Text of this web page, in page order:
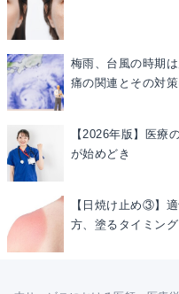
梅雨、台風の時期
痛の関連とその対
【2026年版】医療
が始めどき
【日焼け止め③】
方、塗るタイミン